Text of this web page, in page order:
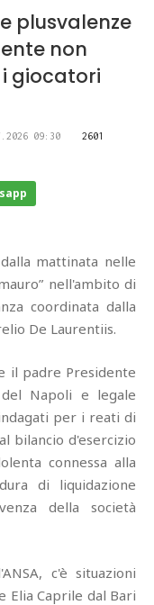
plusvalenze
non
i giocatori
09:30
2601
mattinata nelle
nell'ambito di
coordinata dalla
De Laurentiis.
il padre Presidente
Napoli e legale
per i reati di
bilancio d'esercizio
connessa alla
di liquidazione
della società
c'è situazioni
Elia Caprile dal Bari